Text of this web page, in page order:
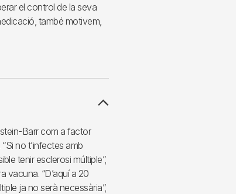
el control de la seva
també motivem,
Barr com a factor
no t’infectes amb
tenir esclerosi múltiple”,
vacuna. “D’aquí a 20
ja no serà necessària”,